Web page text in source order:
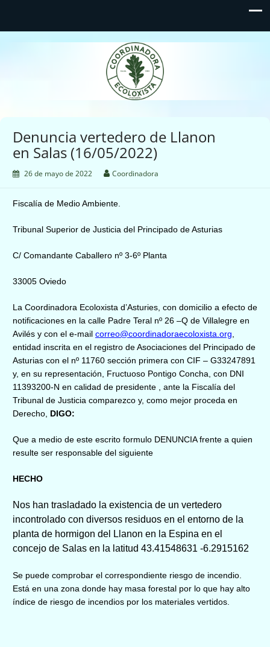
Coordinadora Ecoloxista
d'Asturies
Denuncia vertedero de Llanon
en Salas (16/05/2022)
26 de mayo de 2022 Coordinadora
Fiscalía de Medio Ambiente.
Tribunal Superior de Justicia del Principado de Asturias
C/ Comandante Caballero nº 3-6º Planta
33005 Oviedo
La Coordinadora Ecoloxista d’Asturies, con domicilio a efecto de
notificaciones en la calle Padre Teral nº 26 –Q de Villalegre en
Avilés y con el e-mail correo@coordinadoraecoloxista.org
entidad inscrita en el registro de Asociaciones del Principado de
Asturias con el nº 11760 sección primera con CIF – G33247891
y, en su representación, Fructuoso Pontigo Concha, con DNI
11393200-N en calidad de presidente , ante la Fiscalía del
Tribunal de Justicia comparezco y, como mejor proceda en
Derecho, DIGO:
Que a medio de este escrito formulo DENUNCIA frente a quien
resulte ser responsable del siguiente
HECHO
Nos han trasladado la existencia de un vertedero
incontrolado con diversos residuos en el entorno de la
planta de hormigon del Llanon en la Espina en el
concejo de Salas en la latitud 43.41548631 -6.2915162
Se puede comprobar el correspondiente riesgo de incendio.
Está en una zona donde hay masa forestal por lo que hay alto
índice de riesgo de incendios por los materiales vertidos.